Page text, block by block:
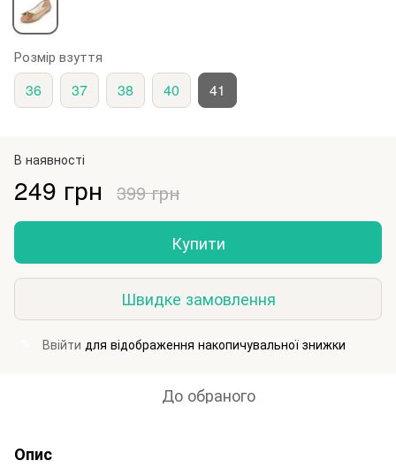
Розмір взуття
36 37 38 40 41
В наявності
249 грн 399 грн
Купити
Швидке замовлення
Ввійти для відображення накопичувальної знижки
До обраного
Опис